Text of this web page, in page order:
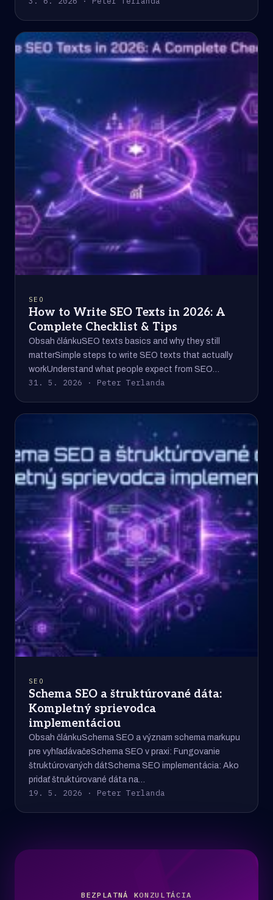
SEO
How to Write SEO Texts in 2026: A
Complete Checklist & Tips
Obsah článkuSEO texts basics and why they still
matterSimple steps to write SEO texts that actually
workUnderstand what people expect from SEO…
31. 5. 2026 · Peter Terlanda
SEO
Schema SEO a štruktúrované dáta:
Kompletný sprievodca
implementáciou
Obsah článkuSchema SEO a význam schema markupu
pre vyhľadávačeSchema SEO v praxi: Fungovanie
štruktúrovaných dátSchema SEO implementácia: Ako
pridať štruktúrované dáta na…
19. 5. 2026 · Peter Terlanda
BEZPLATNÁ KONZULTÁCIA